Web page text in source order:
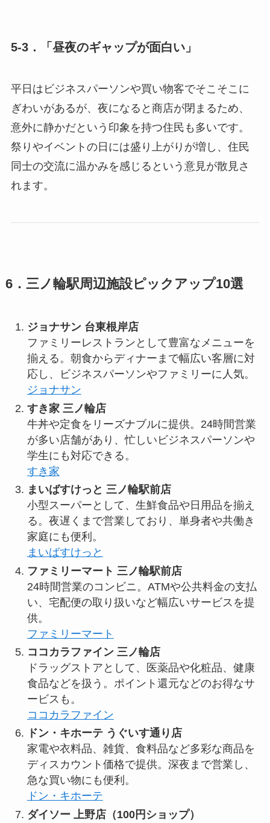
5-3．「昼夜のギャップが面白い」
平日はビジネスパーソンや買い物客でそこそこに
ぎわいがあるが、夜になると商店が閉まるため、
意外に静かだという印象を持つ住民も多いです。
祭りやイベントの日には盛り上がりが増し、住民
同士の交流に温かみを感じるという意見が散見さ
れます。
6．三ノ輪駅周辺施設ピックアップ10選
ジョナサン 台東根岸店
ファミリーレストランとして豊富なメニューを
揃える。朝食からディナーまで幅広い客層に対
応し、ビジネスパーソンやファミリーに人気。
ジョナサン
すき家 三ノ輪店
牛丼や定食をリーズナブルに提供。24時間営業
が多い店舗があり、忙しいビジネスパーソンや
学生にも対応できる。
すき家
まいばすけっと 三ノ輪駅前店
小型スーパーとして、生鮮食品や日用品を揃え
る。夜遅くまで営業しており、単身者や共働き
家庭にも便利。
まいばすけっと
ファミリーマート 三ノ輪駅前店
24時間営業のコンビニ。ATMや公共料金の支払
い、宅配便の取り扱いなど幅広いサービスを提
供。
ファミリーマート
ココカラファイン 三ノ輪店
ドラッグストアとして、医薬品や化粧品、健康
食品などを扱う。ポイント還元などのお得なサ
ービスも。
ココカラファイン
ドン・キホーテ うぐいす通り店
家電や衣料品、雑貨、食料品など多彩な商品を
ディスカウント価格で提供。深夜まで営業し、
急な買い物にも便利。
ドン・キホーテ
ダイソー 上野店（100円ショップ）